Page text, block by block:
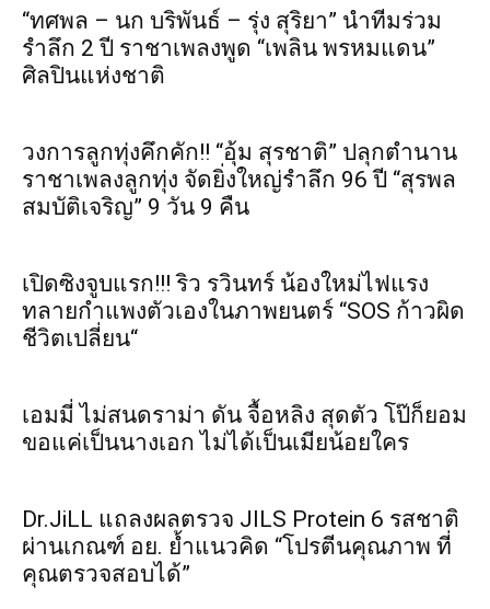
“ทศพล – นก บริพันธ์ – รุ่ง สุริยา” นำทีมร่วม
รำลึก 2 ปี ราชาเพลงพูด “เพลิน พรหมแดน”
ศิลปินแห่งชาติ
วงการลูกทุ่งคึกคัก!! “อุ้ม สุรชาติ” ปลุกตำนาน
ราชาเพลงลูกทุ่ง จัดยิ่งใหญ่รำลึก 96 ปี “สุรพล
สมบัติเจริญ” 9 วัน 9 คืน
เปิดซิงจูบแรก!!! ริว รวินทร์ น้องใหม่ไฟแรง
ทลายกำแพงตัวเองในภาพยนตร์ “SOS ก้าวผิด
ชีวิตเปลี่ยน“
เอมมี่ ไม่สนดราม่า ดัน จื้อหลิง สุดตัว โป๊ก็ยอม
ขอแค่เป็นนางเอก ไม่ได้เป็นเมียน้อยใคร
Dr.JiLL แถลงผลตรวจ JILS Protein 6 รสชาติ
ผ่านเกณฑ์ อย. ย้ำแนวคิด “โปรตีนคุณภาพ ที่
คุณตรวจสอบได้”